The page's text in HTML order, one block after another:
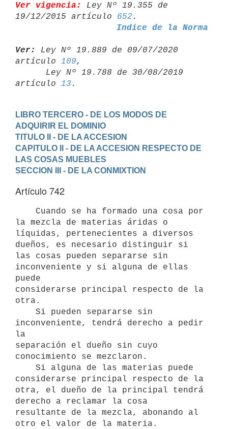
Ver vigencia:
Ley Nº 19.355 de
19/12/2015 artículo 652
Indice de la Norma
Ver:
Ley Nº 19.889 de 09/07/2020
artículo 109,
artículo 13
LIBRO TERCERO - DE LOS MODOS DE
ADQUIRIR EL DOMINIO
TITULO II - DE LA ACCESION
CAPITULO II - DE LA ACCESION RESPECTO DE
LAS COSAS MUEBLES
SECCION III - DE LA CONMIXTION
Artículo 742
la mezcla de materias áridas o
líquidas, pertenecientes a diversos
dueños, es necesario distinguir si
las cosas pueden separarse sin
inconveniente y si alguna de ellas
puede
considerarse principal respecto de la
otra.
inconveniente, tendrá derecho a pedir
la
separación el dueño sin cuyo
conocimiento se mezclaron.
considerarse principal respecto de la
otra, el dueño de la principal tendrá
derecho a reclamar la cosa
resultante de la mezcla, abonando al